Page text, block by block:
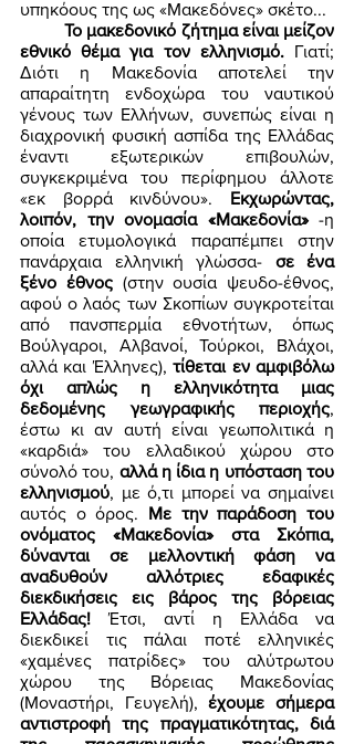
υπηκόους της ως «Μακεδόνες» σκέτο...
Το μακεδονικό ζήτημα είναι μείζον
εθνικό θέμα για τον ελληνισμό. Γιατί;
Διότι η Μακεδονία αποτελεί την
απαραίτητη ενδοχώρα του ναυτικού
γένους των Ελλήνων, συνεπώς είναι η
διαχρονική φυσική ασπίδα της Ελλάδας
έναντι εξωτερικών επιβουλών,
συγκεκριμένα του περίφημου άλλοτε
«εκ βορρά κινδύνου». Εκχωρώντας,
λοιπόν, την ονομασία «Μακεδονία» -η
οποία ετυμολογικά παραπέμπει στην
πανάρχαια ελληνική γλώσσα- σε ένα
ξένο έθνος (στην ουσία ψευδο-έθνος,
αφού ο λαός των Σκοπίων συγκροτείται
από πανσπερμία εθνοτήτων, όπως
Βούλγαροι, Αλβανοί, Τούρκοι, Βλάχοι,
αλλά και Έλληνες), τίθεται εν αμφιβόλω
όχι απλώς η ελληνικότητα μιας
δεδομένης γεωγραφικής περιοχής,
έστω κι αν αυτή είναι γεωπολιτικά η
«καρδιά» του ελλαδικού χώρου στο
σύνολό του, αλλά η ίδια η υπόσταση του
ελληνισμού, με ό,τι μπορεί να σημαίνει
αυτός ο όρος. Με την παράδοση του
ονόματος «Μακεδονία» στα Σκόπια,
δύνανται σε μελλοντική φάση να
αναδυθούν αλλότριες εδαφικές
διεκδικήσεις εις βάρος της βόρειας
Ελλάδας! Έτσι, αντί η Ελλάδα να
διεκδικεί τις πάλαι ποτέ ελληνικές
«χαμένες πατρίδες» του αλύτρωτου
χώρου της Βόρειας Μακεδονίας
(Μοναστήρι, Γευγελή), έχουμε σήμερα
αντιστροφή της πραγματικότητας, διά